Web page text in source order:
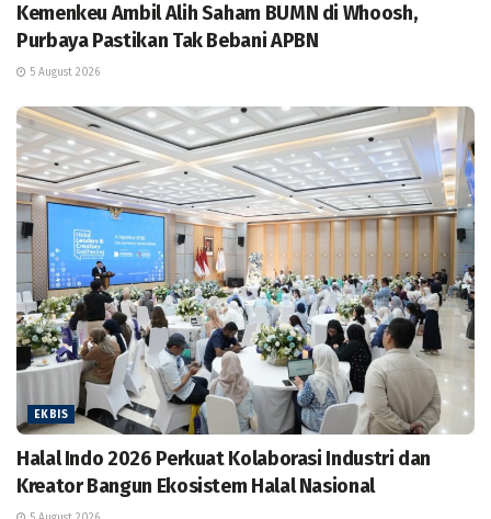
Kemenkeu Ambil Alih Saham BUMN di Whoosh,
Purbaya Pastikan Tak Bebani APBN
5 August 2026
EKBIS
Halal Indo 2026 Perkuat Kolaborasi Industri dan
Kreator Bangun Ekosistem Halal Nasional